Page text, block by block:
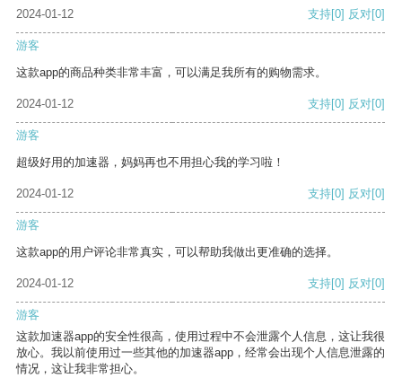
2024-01-12
支持[0] 反对[0]
游客
这款app的商品种类非常丰富，可以满足我所有的购物需求。
2024-01-12 支持[0] 反对[0]
游客
超级好用的加速器，妈妈再也不用担心我的学习啦！
2024-01-12 支持[0] 反对[0]
游客
这款app的用户评论非常真实，可以帮助我做出更准确的选择。
2024-01-12 支持[0] 反对[0]
游客
这款加速器app的安全性很高，使用过程中不会泄露个人信息，这让我很
放心。我以前使用过一些其他的加速器app，经常会出现个人信息泄露的
情况，这让我非常担心。